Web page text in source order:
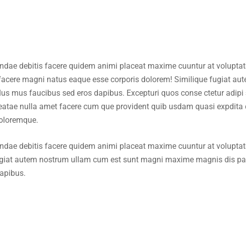
debitis facere quidem animi placeat maxime cuuntur at
magni natus eaque esse corporis dolorem! Similique fugiat
mus faucibus sed eros dapibus. Excepturi quos conse ctetur
nulla amet facere cum que provident quib usdam quasi expdita
debitis facere quidem animi placeat maxime cuuntur at
autem nostrum ullam cum est sunt magni maxime magnis dis